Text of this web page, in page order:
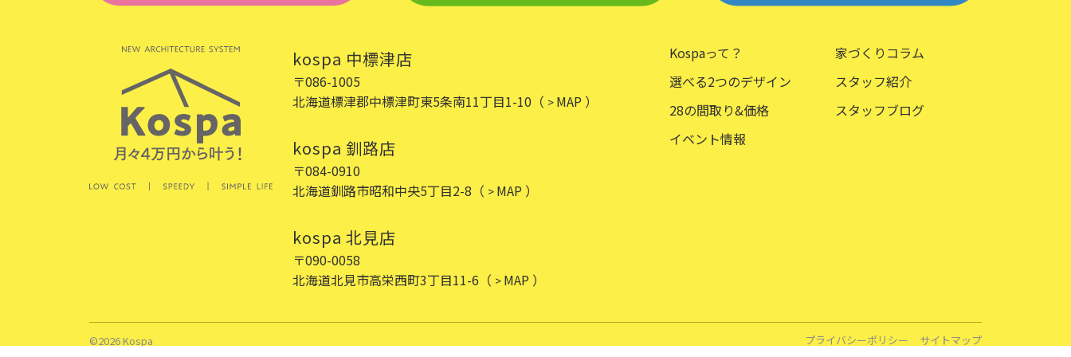
kospa 中標津店
〒086-1005
北海道標津郡中標津町東5条南11丁目1-10 （ > MAP ）
kospa 釧路店
〒084-0910
北海道釧路市昭和中央5丁目2-8 （ > MAP ）
kospa 北見店
〒090-0058
北海道北見市高栄西町3丁目11-6 （ > MAP ）
Kospaって？
選べる2つのデザイン
28の間取り&価格
イベント情報
家づくりコラム
スタッフ紹介
スタッフブログ
©2026 Kospa プライバシーポリシー サイトマップ